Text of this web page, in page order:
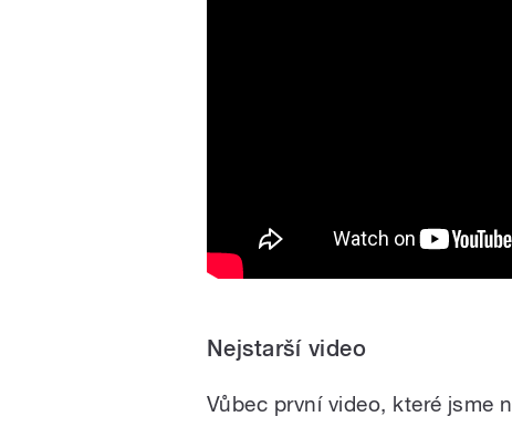
Nejstarší video
Vůbec první video, které jsme